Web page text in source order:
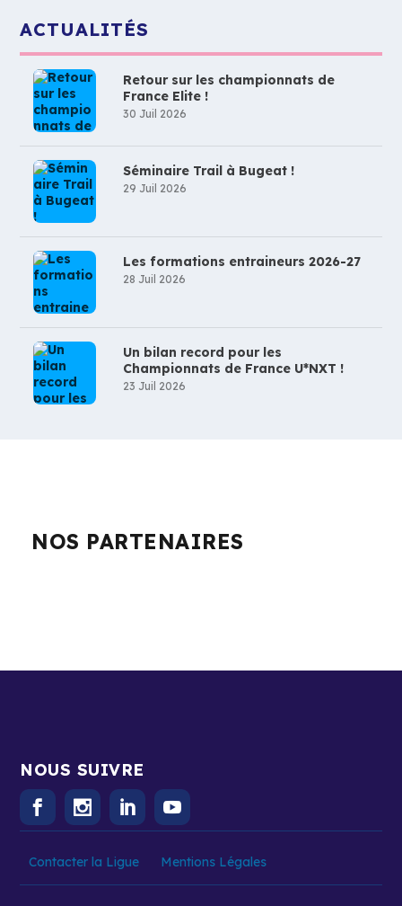
ACTUALITÉS
Retour sur les championnats de
France Elite !
30 Juil 2026
Séminaire Trail à Bugeat !
29 Juil 2026
Les formations entraineurs 2026-27
28 Juil 2026
Un bilan record pour les
Championnats de France U*NXT !
23 Juil 2026
NOS PARTENAIRES
NOUS SUIVRE
Contacter la Ligue Mentions Légales